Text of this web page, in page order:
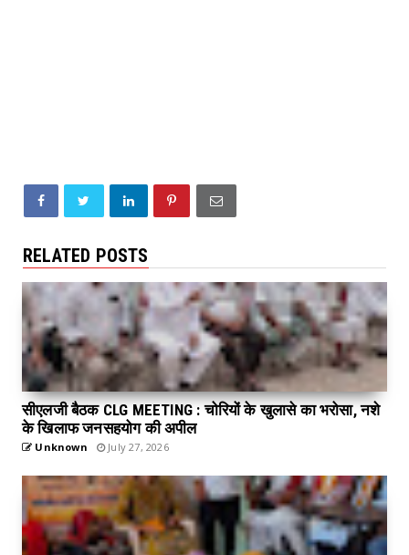
RELATED POSTS
सीएलजी बैठक CLG MEETING : चोरियों के खुलासे का भरोसा, नशे
के खिलाफ जनसहयोग की अपील
Unknown July 27, 2026